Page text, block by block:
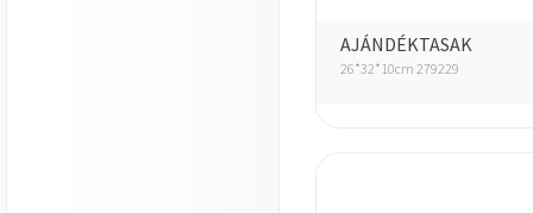
AJÁNDÉKTASAK
26*32*10cm 279229